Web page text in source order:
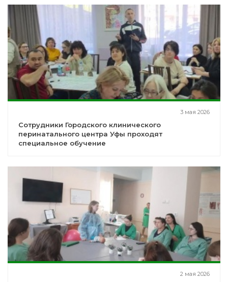
3 мая 2026
Сотрудники Городского клинического
перинатального центра Уфы проходят
специальное обучение
2 мая 2026